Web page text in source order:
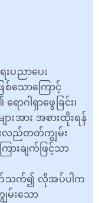
ပညာပေး
စ်သောကြောင့်
ာဂါရှာဖွေခြင်း၊
ားအား အစားထိုးရန်
းလည်တတ်ကျွမ်း
ားချက်ဖြင့်သာ
ပတ်သက်၍ လိုအပ်ပါက
းသော